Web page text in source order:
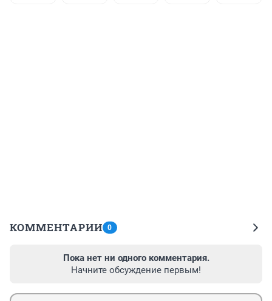
КОММЕНТАРИИ 0
Пока нет ни одного комментария.
Начните обсуждение первым!